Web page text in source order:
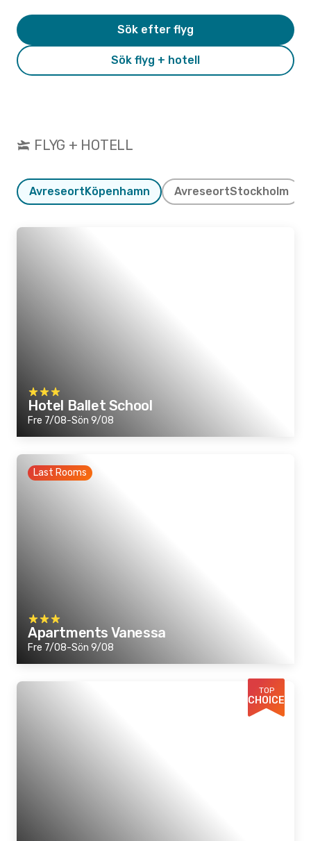
Sök flyg + hotell
Sök efter flyg
FLYG + HOTELL
Avreseort Köpenhamn AvreseortStockholm
Hotel Ballet School
Fre 7/08-Sön 9/08
Last Rooms
Apartments Vanessa
Fre 7/08-Sön 9/08
TOP
CHOICE